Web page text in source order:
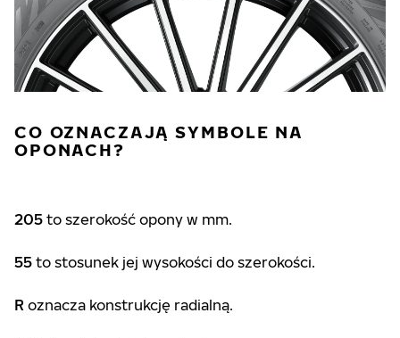
CO OZNACZAJĄ SYMBOLE NA
OPONACH?
205 to szerokość opony w mm.
55 to stosunek jej wysokości do szerokości.
R oznacza konstrukcję radialną.